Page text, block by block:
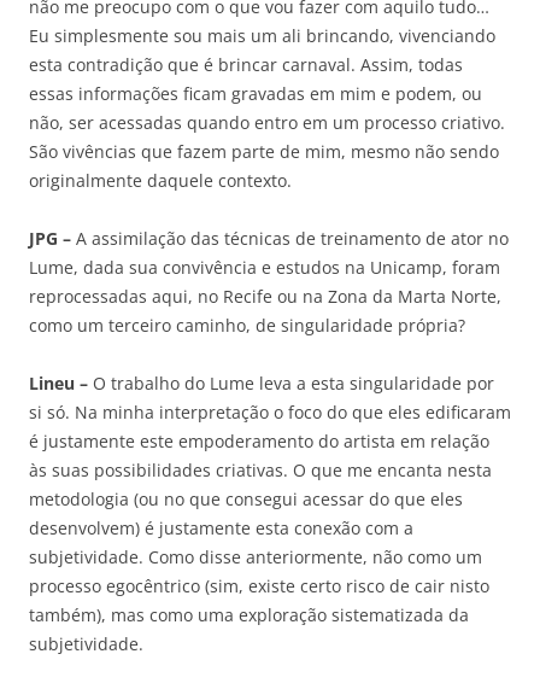
não me preocupo com o que vou fazer com aquilo tudo…
Eu simplesmente sou mais um ali brincando, vivenciando
esta contradição que é brincar carnaval. Assim, todas
essas informações ficam gravadas em mim e podem, ou
não, ser acessadas quando entro em um processo criativo.
São vivências que fazem parte de mim, mesmo não sendo
originalmente daquele contexto.
JPG – A assimilação das técnicas de treinamento de ator no
Lume, dada sua convivência e estudos na Unicamp, foram
reprocessadas aqui, no Recife ou na Zona da Marta Norte,
como um terceiro caminho, de singularidade própria?
Lineu – O trabalho do Lume leva a esta singularidade por
si só. Na minha interpretação o foco do que eles edificaram
é justamente este empoderamento do artista em relação
às suas possibilidades criativas. O que me encanta nesta
metodologia (ou no que consegui acessar do que eles
desenvolvem) é justamente esta conexão com a
subjetividade. Como disse anteriormente, não como um
processo egocêntrico (sim, existe certo risco de cair nisto
também), mas como uma exploração sistematizada da
subjetividade.